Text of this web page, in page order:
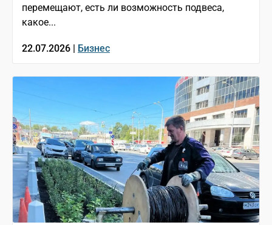
перемещают, есть ли возможность подвеса,
какое...
22.07.2026 | Бизнес